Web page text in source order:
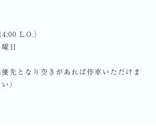
L.O.）
日
先となり空きがあれば停車いただけま
）